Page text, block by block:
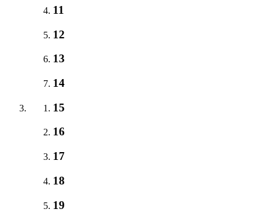
11
12
13
14
15
16
17
18
19